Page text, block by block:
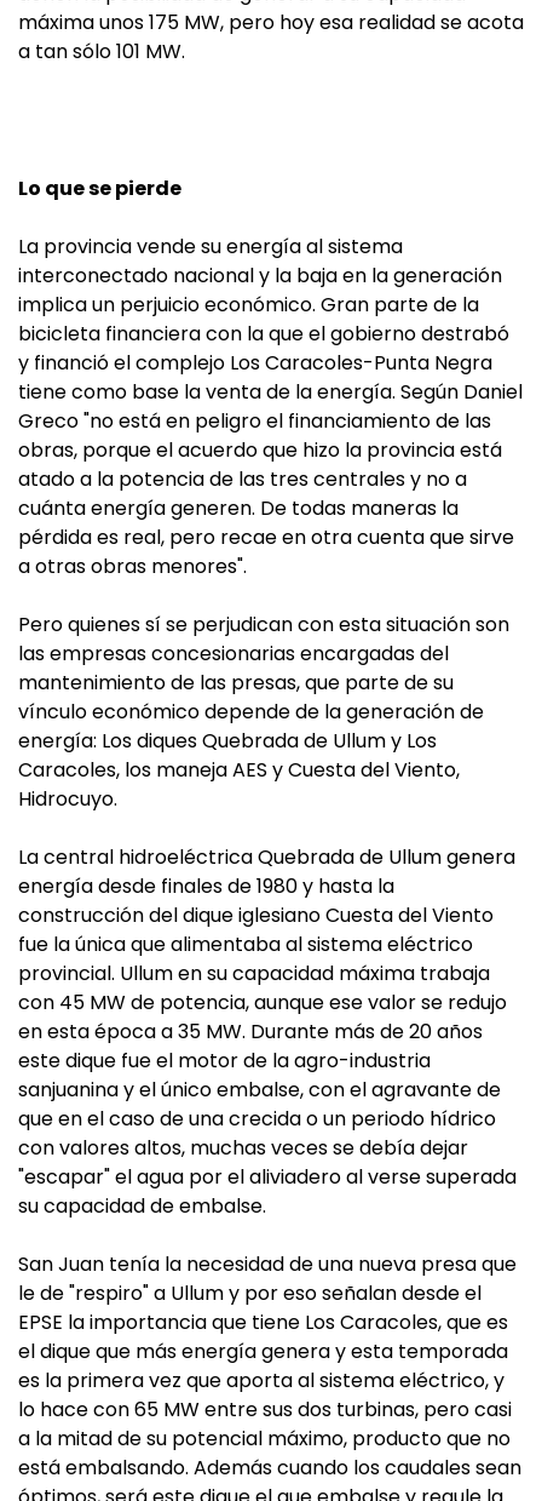
máxima unos 175 MW, pero hoy esa realidad se acota
a tan sólo 101 MW.
Lo que se pierde
La provincia vende su energía al sistema
interconectado nacional y la baja en la generación
implica un perjuicio económico. Gran parte de la
bicicleta financiera con la que el gobierno destrabó
y financió el complejo Los Caracoles-Punta Negra
tiene como base la venta de la energía. Según Daniel
Greco "no está en peligro el financiamiento de las
obras, porque el acuerdo que hizo la provincia está
atado a la potencia de las tres centrales y no a
cuánta energía generen. De todas maneras la
pérdida es real, pero recae en otra cuenta que sirve
a otras obras menores".
Pero quienes sí se perjudican con esta situación son
las empresas concesionarias encargadas del
mantenimiento de las presas, que parte de su
vínculo económico depende de la generación de
energía: Los diques Quebrada de Ullum y Los
Caracoles, los maneja AES y Cuesta del Viento,
Hidrocuyo.
La central hidroeléctrica Quebrada de Ullum genera
energía desde finales de 1980 y hasta la
construcción del dique iglesiano Cuesta del Viento
fue la única que alimentaba al sistema eléctrico
provincial. Ullum en su capacidad máxima trabaja
con 45 MW de potencia, aunque ese valor se redujo
en esta época a 35 MW. Durante más de 20 años
este dique fue el motor de la agro-industria
sanjuanina y el único embalse, con el agravante de
que en el caso de una crecida o un periodo hídrico
con valores altos, muchas veces se debía dejar
"escapar" el agua por el aliviadero al verse superada
su capacidad de embalse.
San Juan tenía la necesidad de una nueva presa que
le de "respiro" a Ullum y por eso señalan desde el
EPSE la importancia que tiene Los Caracoles, que es
el dique que más energía genera y esta temporada
es la primera vez que aporta al sistema eléctrico, y
lo hace con 65 MW entre sus dos turbinas, pero casi
a la mitad de su potencial máximo, producto que no
está embalsando. Además cuando los caudales sean